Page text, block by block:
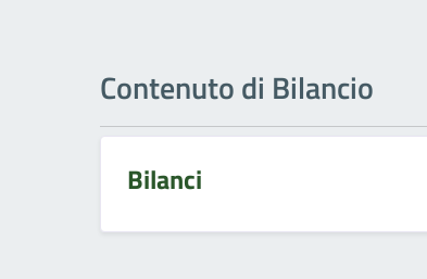
Contenuto di Bilancio
Bilanci